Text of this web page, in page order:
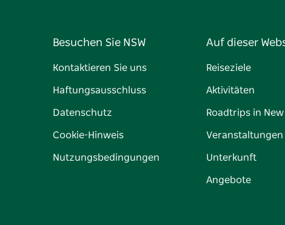
Besuchen Sie NSW
Kontaktieren Sie uns
Haftungsausschluss
Datenschutz
Cookie-Hinweis
Nutzungsbedingungen
Auf dieser
Reiseziele
Aktivitäten
Roadtrips in
Veranstaltungen
Unterkunft
Angebote